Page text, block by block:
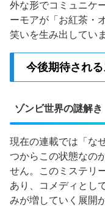
外な形でコミュニケ
ーモアが「お紅茶・
笑いを生み出してい
今後期待され
ゾンビ世界の謎解き
現在の連載では「な
つからこの状態なの
せん。このミステリ
あり、コメディとし
みが増していく展開